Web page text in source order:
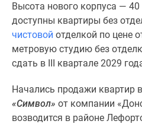
41%
Видео
360°
новостроек
застройщиком
Rutube
Поиск
Высота нового корпуса —
доступны квартиры без
чистовой отделкой по цене
метровую студию без
сдать в III квартале 2029
Начались продажи квартир
«Символ» от компании
возводится в районе